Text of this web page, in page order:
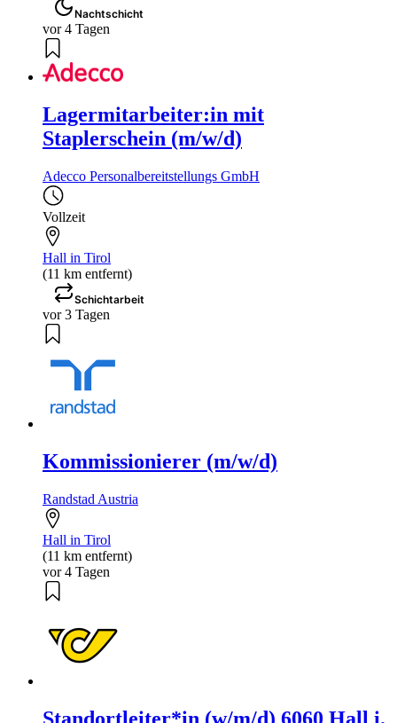
Nachtschicht
vor 4 Tagen
Lagermitarbeiter:in mit
Staplerschein (m/w/d)
Adecco Personalbereitstellungs GmbH
Vollzeit
Hall in Tirol
(11 km entfernt)
Schichtarbeit
vor 3 Tagen
Kommissionierer (m/w/d)
Randstad Austria
Hall in Tirol
(11 km entfernt)
vor 4 Tagen